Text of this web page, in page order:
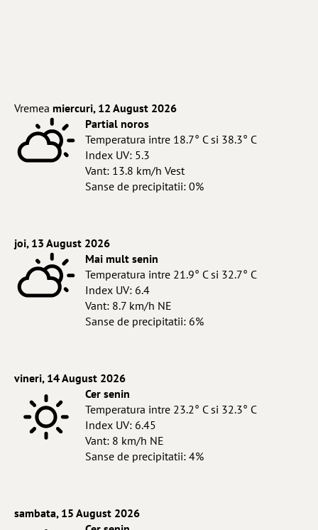
Vremea miercuri, 12 August 2026
Partial noros
Temperatura intre 18.7° C si 38.3° C
Index UV: 5.3
Vant: 13.8 km/h Vest
Sanse de precipitatii: 0%
joi, 13 August 2026
Mai mult senin
Temperatura intre 21.9° C si 32.7° C
Index UV: 6.4
Vant: 8.7 km/h NE
Sanse de precipitatii: 6%
vineri, 14 August 2026
Cer senin
Temperatura intre 23.2° C si 32.3° C
Index UV: 6.45
Vant: 8 km/h NE
Sanse de precipitatii: 4%
sambata, 15 August 2026